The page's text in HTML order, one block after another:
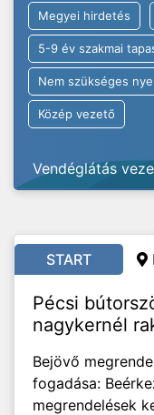
Megyei hirdetés
5-9 év szakmai
Nem szükséges
Közép vezető
Vendéglátás
START
Pécsi
nagykernél
Bejövő
fogadása:
megrendelések